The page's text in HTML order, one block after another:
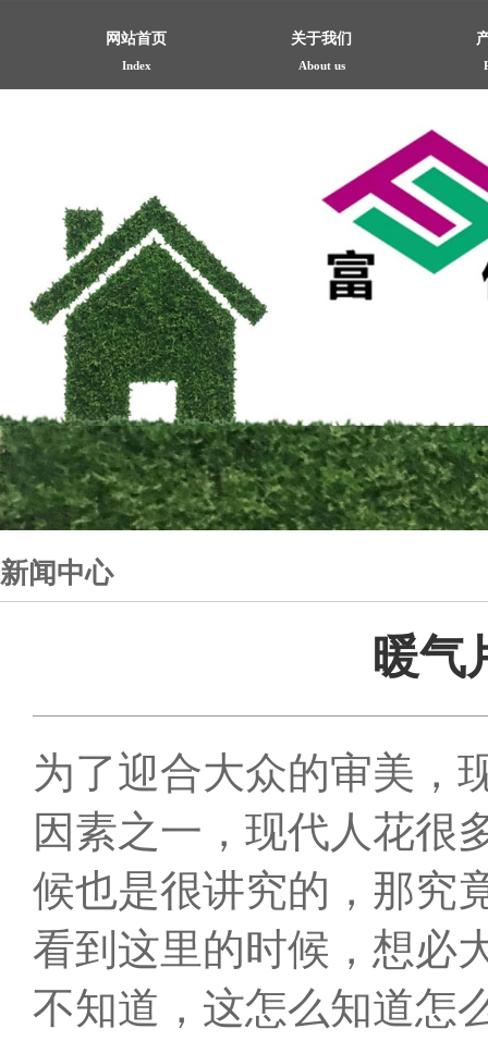
网站首页
Index
关于我们
About us
新闻中心
暖气
为了迎合大众的审美，
因素之一，现代人花很
候也是很讲究的，那究
看到这里的时候，想必
不知道，这怎么知道怎